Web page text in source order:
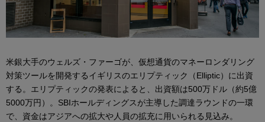
米銀大手のウェルズ・ファーゴが、仮想通貨のマネーロンダリング
対策ツールを開発するイギリスのエリプティック（Elliptic）に出資
する。エリプティックの発表によると、出資額は500万ドル（約5億
5000万円）。SBIホールディングスが主導した調達ラウンドの一環
で、資金はアジアへの拡大や人員の拡充に用いられる見込み。